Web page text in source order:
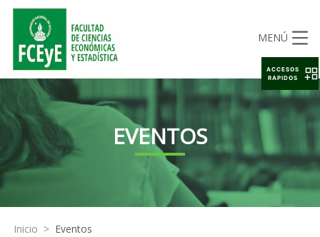
MENÚ
EVENTOS
Inicio > Eventos
ACCESOS
RAPIDOS